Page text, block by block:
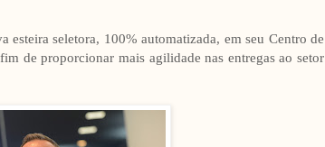
seletora, 100% automatizada, em seu Centro de
de proporcionar mais agilidade nas entregas ao setor